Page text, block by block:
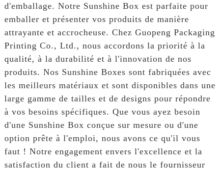
d'emballage. Notre Sunshine Box est parfaite pour
emballer et présenter vos produits de manière
attrayante et accrocheuse. Chez Guopeng Packaging
Printing Co., Ltd., nous accordons la priorité à la
qualité, à la durabilité et à l'innovation de nos
produits. Nos Sunshine Boxes sont fabriquées avec
les meilleurs matériaux et sont disponibles dans une
large gamme de tailles et de designs pour répondre
à vos besoins spécifiques. Que vous ayez besoin
d'une Sunshine Box conçue sur mesure ou d'une
option prête à l'emploi, nous avons ce qu'il vous
faut ! Notre engagement envers l'excellence et la
satisfaction du client a fait de nous le fournisseur